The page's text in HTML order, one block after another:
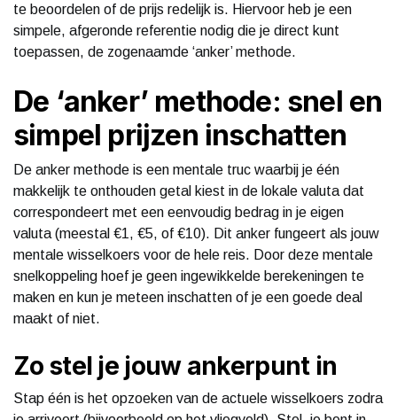
te beoordelen of de prijs redelijk is. Hiervoor heb je een
simpele, afgeronde referentie nodig die je direct kunt
toepassen, de zogenaamde ‘anker’ methode.
De ‘anker’ methode: snel en
simpel prijzen inschatten
De anker methode is een mentale truc waarbij je één
makkelijk te onthouden getal kiest in de lokale valuta dat
correspondeert met een eenvoudig bedrag in je eigen
valuta (meestal €1, €5, of €10). Dit anker fungeert als jouw
mentale wisselkoers voor de hele reis. Door deze mentale
snelkoppeling hoef je geen ingewikkelde berekeningen te
maken en kun je meteen inschatten of je een goede deal
maakt of niet.
Zo stel je jouw ankerpunt in
Stap één is het opzoeken van de actuele wisselkoers zodra